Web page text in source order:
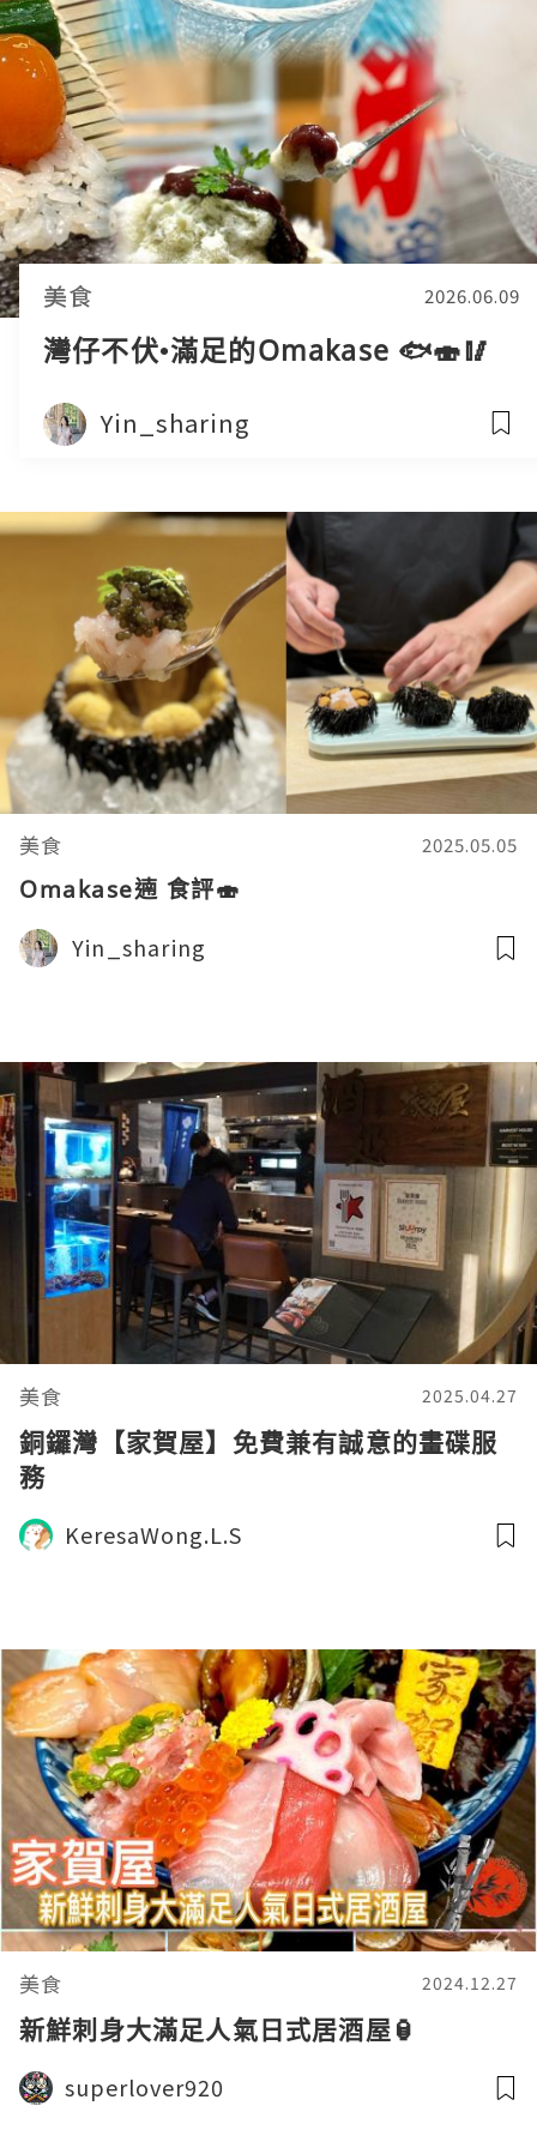
美食 2026.06.09
灣仔不伏•滿足的Omakase 🐟🍣🥢
Yin_sharing
美食 2025.05.05
Omakase遖 食評🍣
Yin_sharing
美食 2025.04.27
銅鑼灣【家賀屋】免費兼有誠意的畫碟服
務
KeresaWong.L.S
美食 2024.12.27
新鮮刺身大滿足人氣日式居酒屋🏮
superlover920